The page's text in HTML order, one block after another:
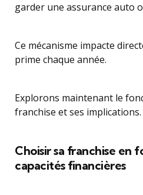
garder une assurance auto
Ce mécanisme impacte
prime chaque année.
Explorons maintenant le
franchise et ses implications.
Choisir sa franchise en
capacités financières